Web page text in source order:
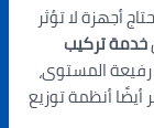
أجهزة لا تؤثر
خدمة تركيب
المستوى،
أيضًا أنظمة توزيع